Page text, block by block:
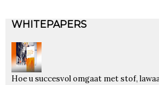
WHITEPAPERS
Hoe u succesvol omgaat met stof,